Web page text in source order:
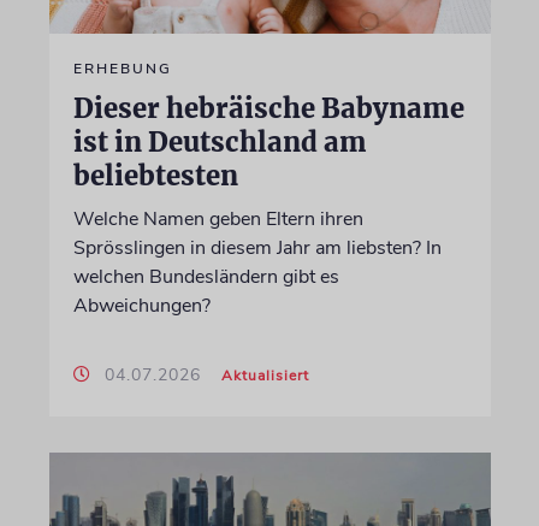
ERHEBUNG
Dieser hebräische Babyname
ist in Deutschland am
beliebtesten
Welche Namen geben Eltern ihren
Sprösslingen in diesem Jahr am liebsten? In
welchen Bundesländern gibt es
Abweichungen?
04.07.2026 Aktualisiert